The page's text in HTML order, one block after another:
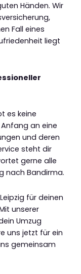
Händen. Wir
Fall eines
liegt
es keine
an eine
und deren
steht dir
gerne alle
nach Bandirma.
für deinen
unserer
Umzug
uns jetzt für ein
gemeinsam